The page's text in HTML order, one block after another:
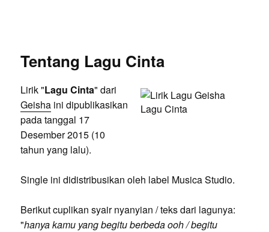
Tentang Lagu Cinta
Lirik "Lagu Cinta" dari
Geishaini dipublikasikan
pada tanggal 17
Desember 2015 (10
tahun yang lalu).
Single ini didistribusikan oleh label Musica Studio.
Berikut cuplikan syair nyanyian / teks dari lagunya:
"hanya kamu yang begitu berbeda ooh / begitu